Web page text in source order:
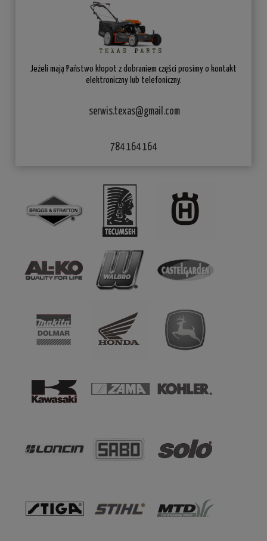
Jeżeli mają Państwo kłopot z dobraniem części prosimy o kontakt
elektroniczny lub telefoniczny.
serwis.texas@gmail.com
784 164 164